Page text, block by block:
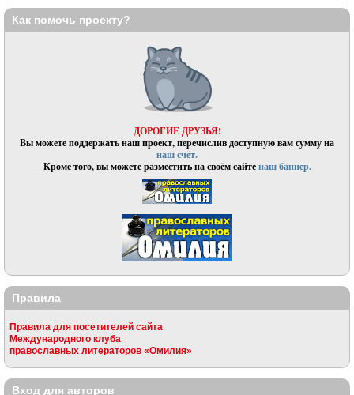
Как помочь проекту?
ДОРОГИЕ ДРУЗЬЯ!
Вы можете поддержать наш проект, перечислив доступную вам сумму на
наш счёт.
Кроме того, вы можете разместить на своём сайтенаш баннер.
Правила
Правила для посетителей сайта
Международного клуба
православных литераторов «Омилия»
Вход для авторов